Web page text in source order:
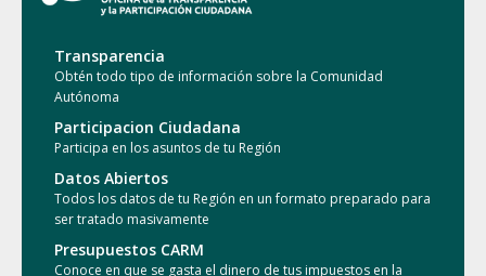
Transparencia
Obtén todo tipo de información sobre la Comunidad
Autónoma
Participacion Ciudadana
Participa en los asuntos de tu Región
Datos Abiertos
Todos los datos de tu Región en un formato preparado para
ser tratado masivamente
Presupuestos CARM
Conoce en que se gasta el dinero de tus impuestos en la